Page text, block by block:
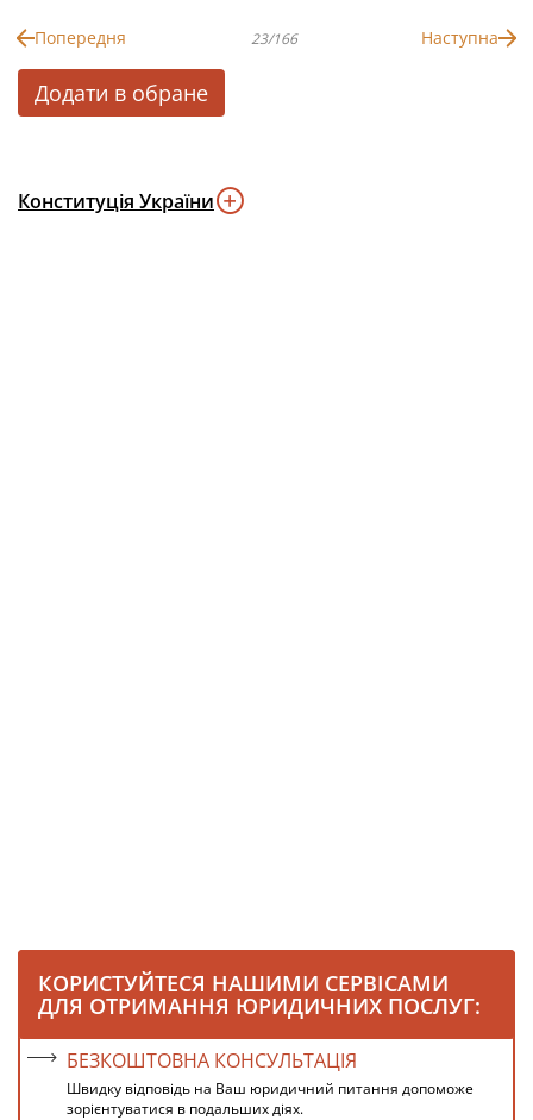
Попередня 23/166 Наступна
Додати в обране
Конституція України
КОРИСТУЙТЕСЯ НАШИМИ СЕРВІСАМИ
ДЛЯ ОТРИМАННЯ ЮРИДИЧНИХ ПОСЛУГ:
БЕЗКОШТОВНА КОНСУЛЬТАЦІЯ
Швидку відповідь на Ваш юридичний питання допоможе
зорієнтуватися в подальших діях.